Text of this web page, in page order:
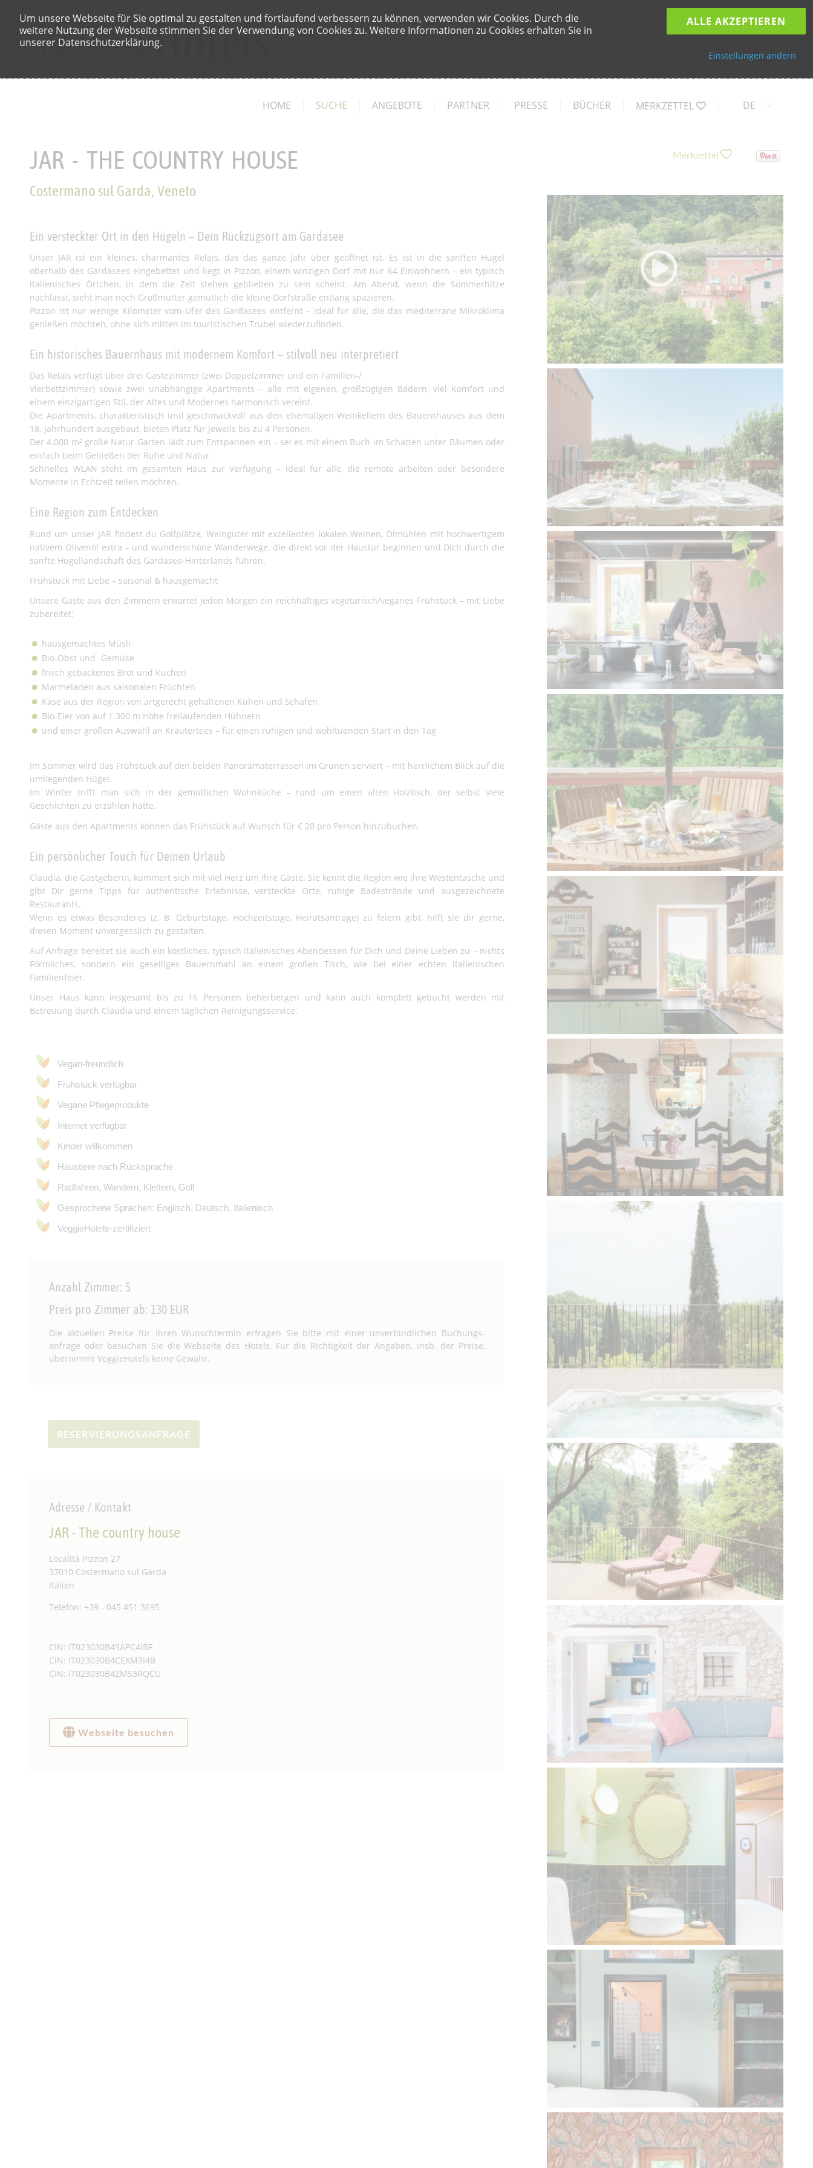
Um unsere Webseite für Sie optimal zu gestalten und fortlaufend verbessern zu können, verwenden wir Cookies. Durch die
weitere Nutzung der Webseite stimmen Sie der Verwendung von Cookies zu. Weitere Informationen zu Cookies erhalten Sie in
unserer Datenschutzerklärung.
ALLE AKZEPTIEREN
Einstellungen ändern
HOME SUCHE ANGEBOTE PARTNER PRESSE BÜCHER MERKZETTEL DE
Merkzettel
JAR - THE COUNTRY HOUSE
Costermano sul Garda, Veneto
Ein versteckter Ort in den Hügeln – Dein Rückzugsort am Gardasee
Unser JAR ist ein kleines, charmantes Relais, das das ganze Jahr über geöffnet ist. Es ist in die sanften Hügel
oberhalb des Gardasees eingebettet und liegt in Pizzon, einem winzigen Dorf mit nur 64 Einwohnern – ein typisch
italienisches Örtchen, in dem die Zeit stehen geblieben zu sein scheint. Am Abend, wenn die Sommerhitze
nachlässt, sieht man noch Großmütter gemütlich die kleine Dorfstraße entlang spazieren.
Pizzon ist nur wenige Kilometer vom Ufer des Gardasees entfernt – ideal für alle, die das mediterrane Mikroklima
genießen möchten, ohne sich mitten im touristischen Trubel wiederzufinden.
Ein historisches Bauernhaus mit modernem Komfort – stilvoll neu interpretiert
Das Relais verfügt über drei Gästezimmer (zwei Doppelzimmer und ein Familien-/
Vierbettzimmer) sowie zwei unabhängige Apartments – alle mit eigenen, großzügigen Bädern, viel Komfort und
einem einzigartigen Stil, der Altes und Modernes harmonisch vereint.
Die Apartments, charakteristisch und geschmackvoll aus den ehemaligen Weinkellern des Bauernhauses aus dem
18. Jahrhundert ausgebaut, bieten Platz für jeweils bis zu 4 Personen.
Der 4.000 m² große Natur-Garten lädt zum Entspannen ein – sei es mit einem Buch im Schatten unter Bäumen oder
einfach beim Genießen der Ruhe und Natur.
Schnelles WLAN steht im gesamten Haus zur Verfügung – ideal für alle, die remote arbeiten oder besondere
Momente in Echtzeit teilen möchten.
Eine Region zum Entdecken
Rund um unser JAR findest du Golfplätze, Weingüter mit exzellenten lokalen Weinen, Ölmühlen mit hochwertigem
nativem Olivenöl extra – und wunderschöne Wanderwege, die direkt vor der Haustür beginnen und Dich durch die
sanfte Hügellandschaft des Gardasee-Hinterlands führen.
Frühstück mit Liebe – saisonal & hausgemacht
Unsere Gäste aus den Zimmern erwartet jeden Morgen ein reichhaltiges vegetarisch/veganes Frühstück – mit Liebe
zubereitet:
hausgemachtes Müsli
Bio-Obst und -Gemüse
frisch gebackenes Brot und Kuchen
Marmeladen aus saisonalen Früchten
Käse aus der Region von artgerecht gehaltenen Kühen und Schafen
Bio-Eier von auf 1.300 m Höhe freilaufenden Hühnern
und einer großen Auswahl an Kräutertees – für einen ruhigen und wohltuenden Start in den Tag
Im Sommer wird das Frühstück auf den beiden Panoramaterrassen im Grünen serviert – mit herrlichem Blick auf die
umliegenden Hügel.
Im Winter trifft man sich in der gemütlichen Wohnküche – rund um einen alten Holztisch, der selbst viele
Geschichten zu erzählen hätte.
Gäste aus den Apartments können das Frühstück auf Wunsch für € 20 pro Person hinzubuchen.
Ein persönlicher Touch für Deinen Urlaub
Claudia, die Gastgeberin, kümmert sich mit viel Herz um ihre Gäste. Sie kennt die Region wie ihre Westentasche und
gibt Dir gerne Tipps für authentische Erlebnisse, versteckte Orte, ruhige Badestrände und ausgezeichnete
Restaurants.
Wenn es etwas Besonderes (z. B. Geburtstage, Hochzeitstage, Heiratsanträge) zu feiern gibt, hilft sie dir gerne,
diesen Moment unvergesslich zu gestalten.
Auf Anfrage bereitet sie auch ein köstliches, typisch italienisches Abendessen für Dich und Deine Lieben zu – nichts
Förmliches, sondern ein geselliges Bauernmahl an einem großen Tisch, wie bei einer echten italienischen
Familienfeier.
Unser Haus kann insgesamt bis zu 16 Personen beherbergen und kann auch komplett gebucht werden mit
Betreuung durch Claudia und einem täglichen Reinigungsservice.
Vegan-freundlich
Frühstück verfügbar
Vegane Pflegeprodukte
Internet verfügbar
Kinder willkommen
Haustiere nach Rücksprache
Radfahren, Wandern, Klettern, Golf
Gesprochene Sprachen: Englisch, Deutsch, Italienisch
VeggieHotels-zertifiziert
Anzahl Zimmer: 5
Preis pro Zimmer ab: 130 EUR
Die aktuellen Preise für Ihren Wunschtermin erfragen Sie bitte mit einer un­ver­bind­lichen Buchungs­
anfrage oder besuchen Sie die Webseite des Hotels. Für die Richtigkeit der Angaben, insb. der Preise,
übernimmt Veggie­Hotels keine Gewähr.
RESERVIERUNGSANFRAGE
Adresse / Kontakt
JAR - The country house
Località Pizzon 27
37010 Costermano sul Garda
Italien
Telefon: +39 - 045 451 3695
CIN: IT023030B4SAPC4IBF
CIN: IT023030B4CEXM3I4B
CIN: IT023030B4ZMS3RQCU
Webseite besuchen